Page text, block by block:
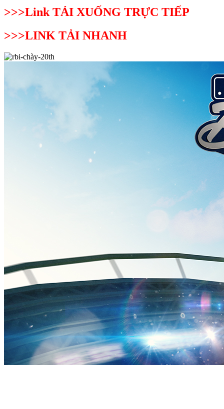
>>>Link TẢI XUỐNG TRỰC TIẾP
>>>LINK TẢI NHANH